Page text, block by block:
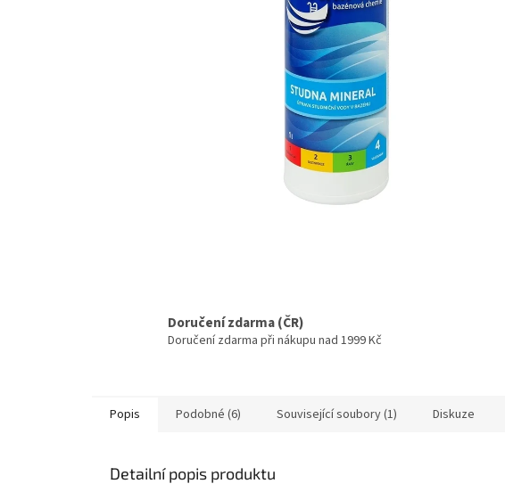
Doručení zdarma (ČR)
Doručení zdarma při nákupu nad 1999 Kč
Popis Podobné (6) Související soubory (1) Diskuze
Detailní popis produktu